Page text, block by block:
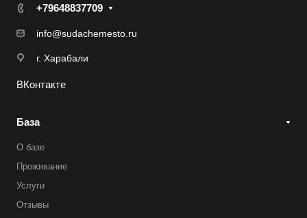
+79648837709
info@sudachemesto.ru
г. Харабали
ВКонтакте
База
О базе
Проживание
Услуги
Отзывы